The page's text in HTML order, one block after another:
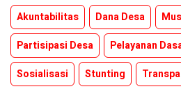
Akuntabilitas Dana Desa
Partisipasi Desa
Pelayanan
Sosialisasi
Stunting